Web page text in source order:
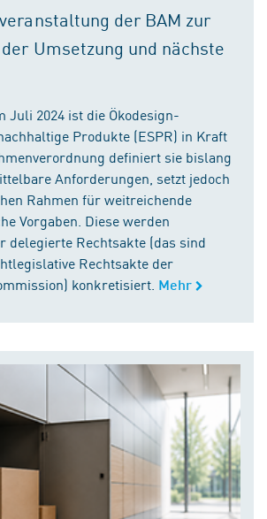
der BAM zur
Umsetzung und nächste
Juli 2024 ist die Ökodesign-
Produkte (ESPR) in Kraft
definiert sie bislang
Anforderungen, setzt jedoch
Rahmen für weitreichende
Vorgaben. Diese werden
delegierte Rechtsakte (das sind
Rechtsakte der
konkretisiert. Mehr